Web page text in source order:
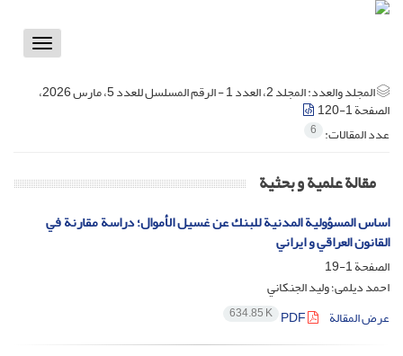
Toggle
المجلد والعدد:
المجلد 2، العدد 1 - الرقم المسلسل للعدد 5، مارس 2026،
الصفحة 1-120
عدد المقالات: 6
مقالة علمية و بحثية
اساس المسؤولية المدنية للبنك عن غسيل الأموال؛ دراسة مقارنة في
القانون العراقي و ايراني
الصفحة1-19
احمد ديلمى؛ ولید الجنكاني
عرض المقالة
634.85 K